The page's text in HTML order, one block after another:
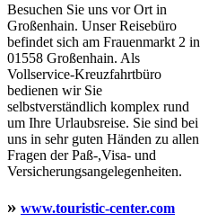
Besuchen Sie uns vor Ort in
Großenhain. Unser Reisebüro
befindet sich am Frauenmarkt 2 in
01558 Großenhain. Als
Vollservice-Kreuzfahrtbüro
bedienen wir Sie
selbstverständlich komplex rund
um Ihre Urlaubsreise. Sie sind bei
uns in sehr guten Händen zu allen
Fragen der Paß-,Visa- und
Versicherungsangelegenheiten.
» www.touristic-center.com